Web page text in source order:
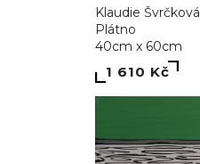
Klaudie Švrčková
Plátno
40cm x 60cm
1 610 Kč